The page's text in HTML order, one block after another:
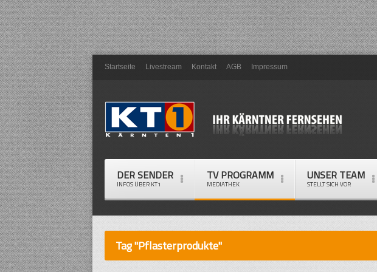
Startseite Livestream Kontakt AGB Impressum
DER SENDER
INFOS ÜBER KT1
TV PROGRAMM
MEDIATHEK
UNSER TEAM
STELLT SICH VOR
Tag "Pflasterprodukte"